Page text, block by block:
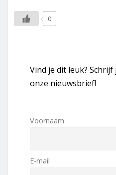
0
Vind je dit leuk?
onze nieuwsbrief!
Voornaam
E-mail